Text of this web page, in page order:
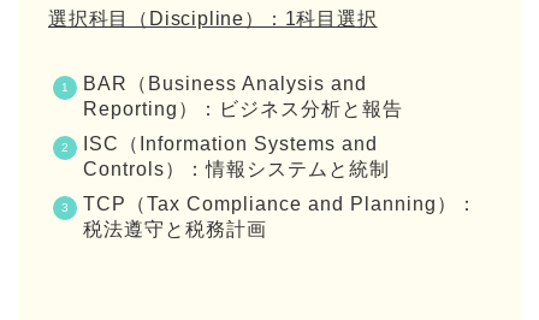
選択科目（Discipline）：1科目選択
BAR（Business Analysis and
Reporting）：ビジネス分析と報告
ISC（Information Systems and
Controls）：情報システムと統制
TCP（Tax Compliance and Planning）：
税法遵守と税務計画